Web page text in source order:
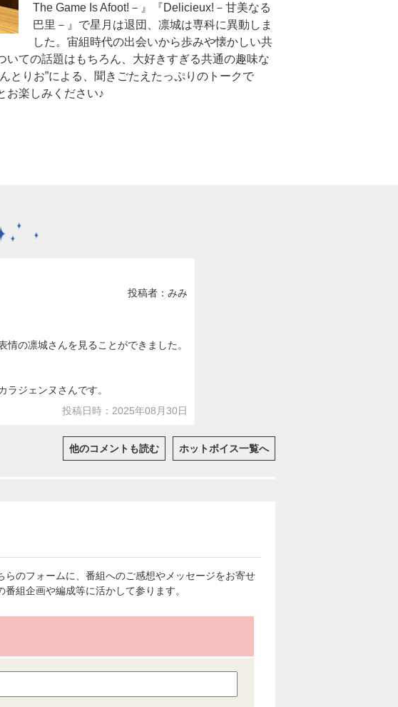
The Game Is Afoot!－』『Delicieux!－甘美なる
巴里－』で星月は退団、凛城は専科に異動しま
した。宙組時代の出会いから歩みや懐かしい共
ての話題はもちろん、大好きすぎる共通の趣味な
とりお”による、聞きごたえたっぷりのトークで
お楽しみください♪
投稿者：みみ
の凛城さんを見ることができました。
ジェンヌさんです。
投稿日時：2025年08月30日
他のコメントも読む ホットボイス一覧へ
のフォームに、番組へのご感想やメッセージをお寄せ
組企画や編成等に活かして参ります。